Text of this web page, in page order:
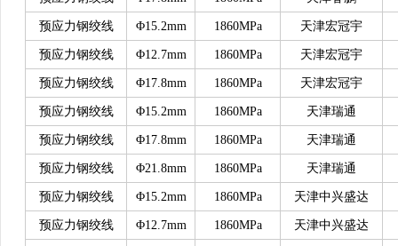
预应力钢绞线 Φ15.2mm 1860MPa 天津宏冠宇
预应力钢绞线 Φ12.7mm 1860MPa 天津宏冠宇
预应力钢绞线 Φ17.8mm 1860MPa 天津宏冠宇
预应力钢绞线 Φ15.2mm 1860MPa 天津瑞通
预应力钢绞线 Φ17.8mm 1860MPa 天津瑞通
预应力钢绞线 Φ21.8mm 1860MPa 天津瑞通
预应力钢绞线 Φ15.2mm 1860MPa 天津中兴盛达
预应力钢绞线 Φ12.7mm 1860MPa 天津中兴盛达